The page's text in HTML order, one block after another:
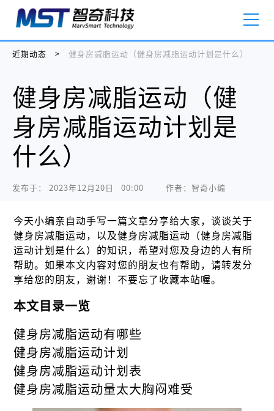
近期动态 > 健身房减脂运动（健身房减脂运动计划是什么）
健身房减脂运动（健
身房减脂运动计划是
什么）
发布于： 2023年12月20日   00:00 作者：智奇小编
今天小编亲自动手写一篇文章分享给大家，谈谈关于
健身房减脂运动，以及健身房减脂运动（健身房减脂
运动计划是什么）的知识，希望对您及身边的人有所
帮助。如果本文内容对您的朋友也有帮助，请转发分
享给您的朋友，谢谢！不要忘了收藏本站喔。
本文目录一览
健身房减脂运动有哪些
健身房减脂运动计划
健身房减脂运动计划表
健身房减脂运动量太大胸闷难受